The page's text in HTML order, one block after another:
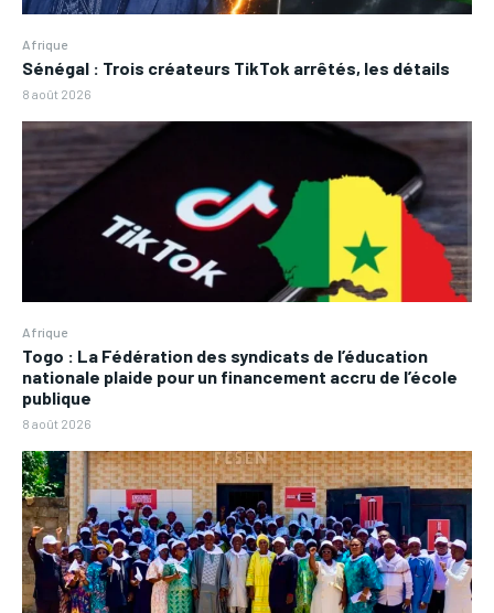
Afrique
Sénégal : Trois créateurs TikTok arrêtés, les détails
8 août 2026
Afrique
Togo : La Fédération des syndicats de l’éducation
nationale plaide pour un financement accru de l’école
publique
8 août 2026